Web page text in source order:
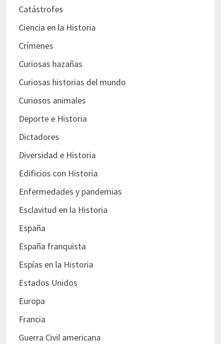
Catástrofes
Ciencia en la Historia
Crímenes
Curiosas hazañas
Curiosas historias del mundo
Curiosos animales
Deporte e Historia
Dictadores
Diversidad e Historia
Edificios con Historia
Enfermedades y pandemias
Esclavitud en la Historia
España
España franquista
Espías en la Historia
Estados Unidos
Europa
Francia
Guerra Civil americana